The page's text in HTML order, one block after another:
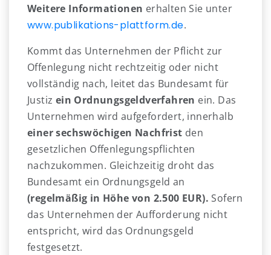
Weitere Informationen erhalten Sie unter
www.publikations-plattform.de.
Kommt das Unternehmen der Pflicht zur
Offenlegung nicht rechtzeitig oder nicht
vollständig nach, leitet das Bundesamt für
Justiz ein Ordnungsgeldverfahren ein. Das
Unternehmen wird aufgefordert, innerhalb
einer sechswöchigen Nachfrist den
gesetzlichen Offenlegungspflichten
nachzukommen. Gleichzeitig droht das
Bundesamt ein Ordnungsgeld an
(regelmäßig in Höhe von 2.500 EUR). Sofern
das Unternehmen der Aufforderung nicht
entspricht, wird das Ordnungsgeld
festgesetzt.